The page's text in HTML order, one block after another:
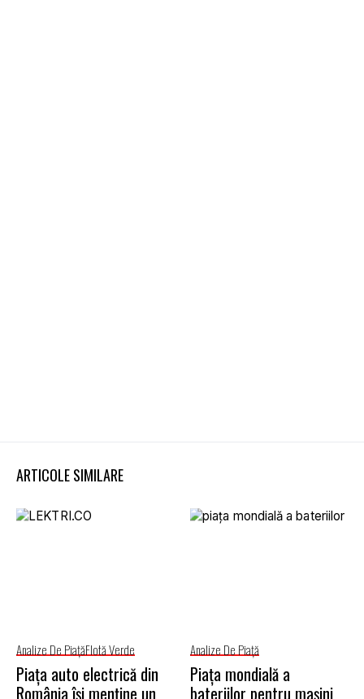
ARTICOLE SIMILARE
Analize De PiațăFlotă Verde
Piața auto electrică din
România își menține un
Analize De Piață
Piața mondială a
bateriilor pentru mașini